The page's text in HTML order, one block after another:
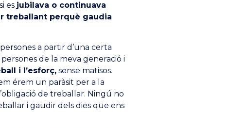
es jubilava o continuava
treballant perquè gaudia
a partir d’una certa
de la meva generació i
i l’esforç,sense matisos.
érem un paràsit per a la
de treballar. Ningú no
i gaudir dels dies que ens